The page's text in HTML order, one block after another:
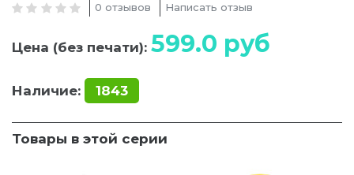
0 отзывов Написать отзыв
Цена (без печати): 599.0 руб
Наличие: 1843
Товары в этой серии